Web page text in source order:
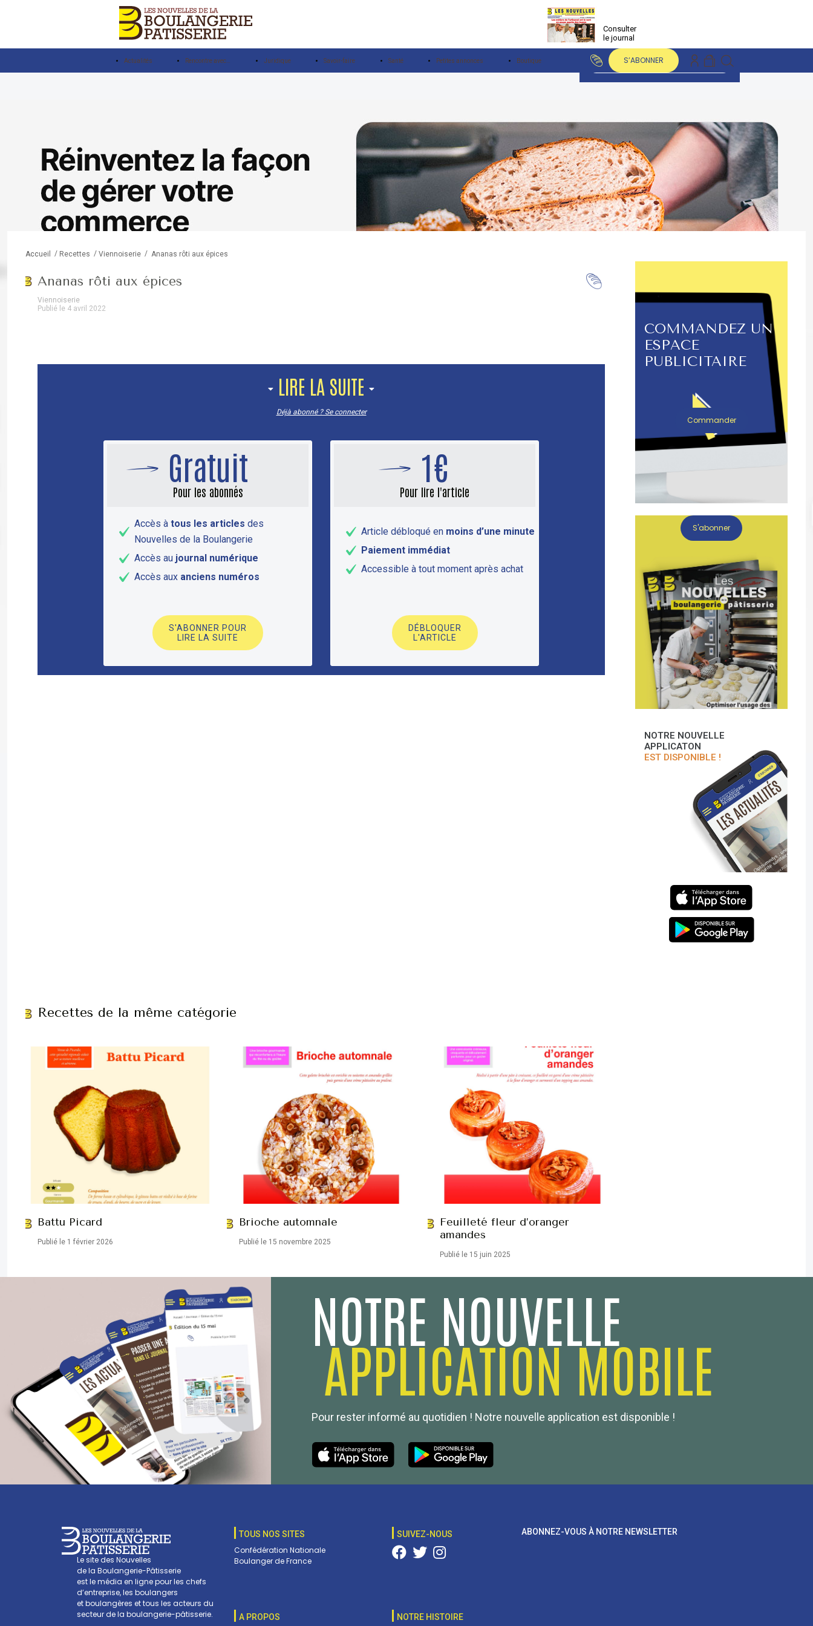
Consulter
le journal
Actualités Rencontre avec… Juridique Savoir-faire Santé Petites annonces Boutique S’ABONNER
Accueil / Recettes / Viennoiserie / Ananas rôti aux épices
Ananas rôti aux épices
Viennoiserie
Publié le 4 avril 2022
LIRE LA SUITE
Déjà abonné ? Se connecter
Gratuit
Pour les abonnés
Accès à tous les articles des
Nouvelles de la Boulangerie
Accès au journal numérique
Accès aux anciens numéros
S'ABONNER POUR
LIRE LA SUITE
1€
Pour lire l'article
Article débloqué en moins d’une minute
Paiement immédiat
Accessible à tout moment après achat
DÉBLOQUER
L'ARTICLE
COMMANDEZ UN
ESPACE
PUBLICITAIRE
Commander
S'abonner
NOTRE NOUVELLE
APPLICATON
EST DISPONIBLE !
Recettes de la même catégorie
Battu Picard
Publié le 1 février 2026
Brioche automnale
Publié le 15 novembre 2025
Feuilleté fleur d’oranger
amandes
Publié le 15 juin 2025
NOTRE NOUVELLE
APPLICATION MOBILE
Pour rester informé au quotidien ! Notre nouvelle application est disponible !
Le site des Nouvelles
de la Boulangerie-Pâtisserie
est le média en ligne pour les chefs
d’entreprise, les boulangers
et boulangères et tous les acteurs du
secteur de la boulangerie-pâtisserie.
TOUS NOS SITES
Confédération Nationale
Boulanger de France
SUIVEZ-NOUS
A PROPOS NOTRE HISTOIRE
ABONNEZ-VOUS À NOTRE NEWSLETTER